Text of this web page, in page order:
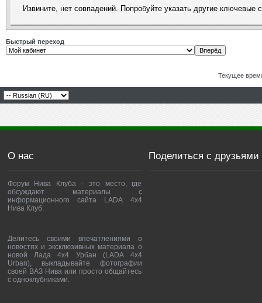
Извините, нет совпадений. Попробуйте указать другие ключевые
Быстрый переход
Текущее
О нас
Форум Нива Клуба - это место, где
обсуждают материалы с
информационного сайта LADA 4x4
Нива Клуб.
Делитесь своими впечатлениями о
новостях и эксклюзивных материала о
новой Лада 4х4 Урбан (LADA 4x4
Urban), выкладывайте фотографии
своей ВАЗ Нива или просто общайтесь
с одноклубниками.
Поделиться с друзьями